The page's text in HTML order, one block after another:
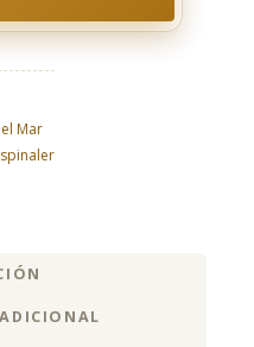
Mar